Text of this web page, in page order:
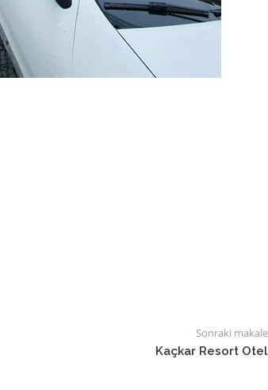
Sonraki makale
Kaçkar Resort Otel